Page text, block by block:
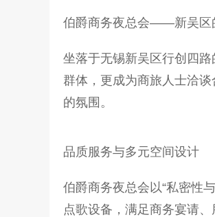
伯爵商务夜总会——新吴区
坐落于无锡新吴区行创四
群体，更成为商旅人士洽
的氛围。
品质服务与多元空间设计
伯爵商务夜总会以“私密性
点歌设备，满足商务宴请